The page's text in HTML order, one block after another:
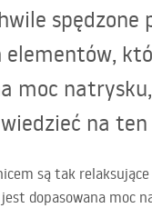
spędzone
moc
na
są tak
dopasowana moc